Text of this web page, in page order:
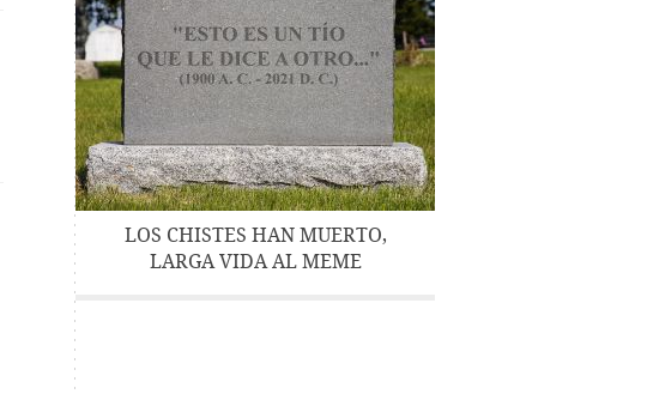
LOS CHISTES HAN MUERTO,
LARGA VIDA AL MEME